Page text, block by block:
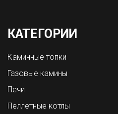
КАТЕГОРИИ
Каминные топки
Газовые камины
Печи
Пеллетные котлы